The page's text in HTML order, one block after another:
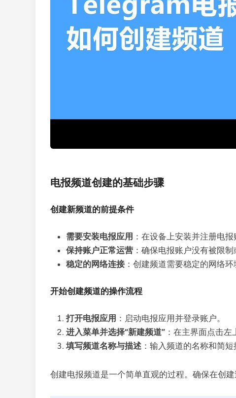
电报频道创建的基础步骤
创建新频道的前提条件
需要安装电报应用 ：在设备上安装并注册电
保持账户正常运营 ：确保电报账户没有被限
稳定的网络连接 ：创建频道需要稳定的网络
开始创建频道的操作流程
打开电报应用 ：启动电报应用并登录账户。
进入菜单并选择“新建频道” ：在主界面点击左
填写频道名称与描述 ：输入频道的名称和简
创建电报频道是一个简单直观的过程。确保在创